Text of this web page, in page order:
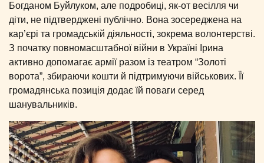
Богданом Буйлуком, але подробиці, як-от весілля чи
діти, не підтверджені публічно. Вона зосереджена на
кар’єрі та громадській діяльності, зокрема волонтерстві.
З початку повномасштабної війни в Україні Ірина
активно допомагає армії разом із театром “Золоті
ворота”, збираючи кошти й підтримуючи військових. Її
громадянська позиція додає їй поваги серед
шанувальників.